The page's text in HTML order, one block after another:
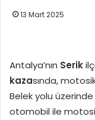
13 Mart 2025
Antalya’nın Serik
kazasında,
Belek yolu
otomobil ile